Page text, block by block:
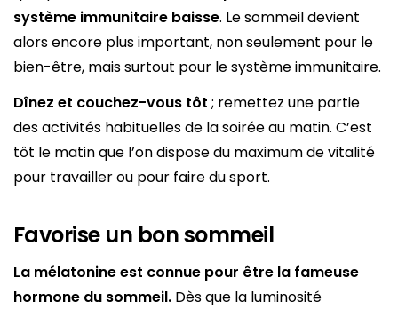
système immunitaire baisse. Le sommeil devient
alors encore plus important, non seulement pour le
bien-être, mais surtout pour le système immunitaire.
Dînez et couchez-vous tôt ; remettez une partie
des activités habituelles de la soirée au matin. C’est
tôt le matin que l’on dispose du maximum de vitalité
pour travailler ou pour faire du sport.
Favorise un bon sommeil
La mélatonine est connue pour être la fameuse
hormone du sommeil. Dès que la luminosité